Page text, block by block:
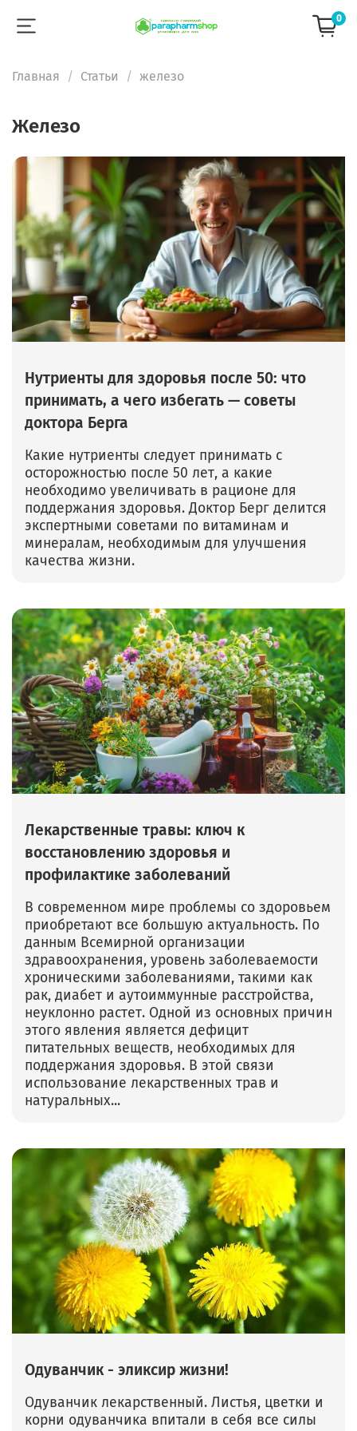
0
Главная Статьи железо
железо
Нутриенты для здоровья после 50: что
принимать, а чего избегать — советы
доктора Берга
Какие нутриенты следует принимать с
осторожностью после 50 лет, а какие
необходимо увеличивать в рационе для
поддержания здоровья. Доктор Берг делится
экспертными советами по витаминам и
минералам, необходимым для улучшения
качества жизни.
Лекарственные травы: ключ к
восстановлению здоровья и
профилактике заболеваний
В современном мире проблемы со здоровьем
приобретают все большую актуальность. По
данным Всемирной организации
здравоохранения, уровень заболеваемости
хроническими заболеваниями, такими как
рак, диабет и аутоиммунные расстройства,
неуклонно растет. Одной из основных причин
этого явления является дефицит
питательных веществ, необходимых для
поддержания здоровья. В этой связи
использование лекарственных трав и
натуральных...
Одуванчик - эликсир жизни!
Одуванчик лекарственный. Листья, цветки и
корни одуванчика впитали в себя все силы